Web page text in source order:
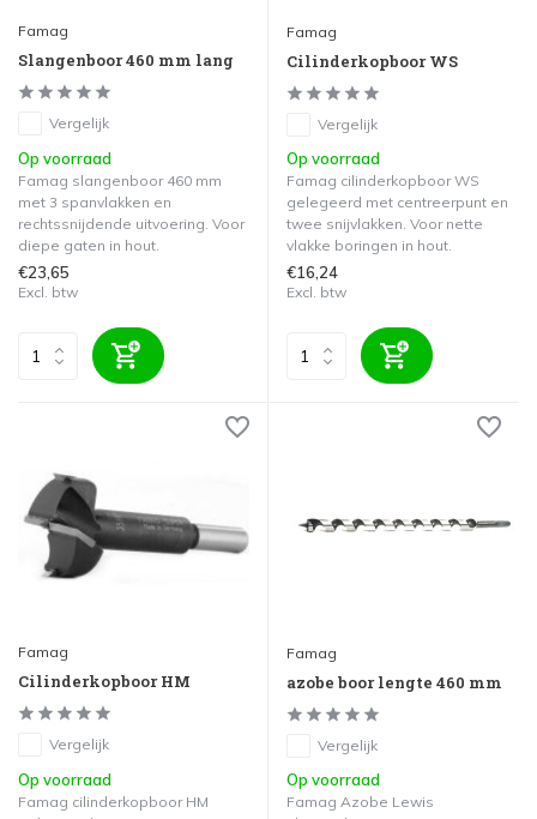
Famag
Slangenboor 460 mm lang
Vergelijk
Op voorraad
Famag slangenboor 460 mm
met 3 spanvlakken en
rechtssnijdende uitvoering. Voor
diepe gaten in hout.
€23,65
Excl. btw
Famag
Cilinderkopboor WS
Vergelijk
Op voorraad
Famag cilinderkopboor WS
gelegeerd met centreerpunt en
twee snijvlakken. Voor nette
vlakke boringen in hout.
€16,24
Excl. btw
Famag
Cilinderkopboor HM
Vergelijk
Op voorraad
Famag cilinderkopboor HM
Famag
azobe boor lengte 460 mm
Vergelijk
Op voorraad
Famag Azobe Lewis